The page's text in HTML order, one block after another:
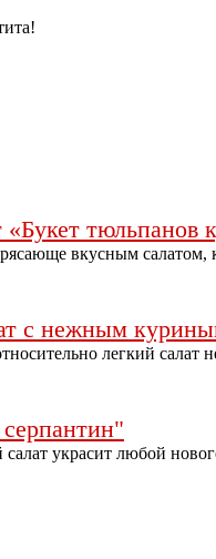
тюльпанов
вкусным
с нежным
легкий салат
украсит любой